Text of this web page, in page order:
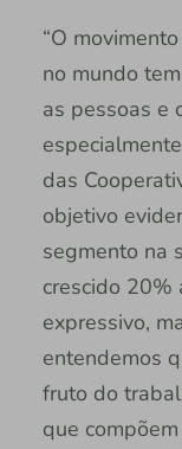
“O
no mundo
as pessoas e
das
objetivo
segmento na
crescido 20%
expressivo,
entendemos
fruto do
que